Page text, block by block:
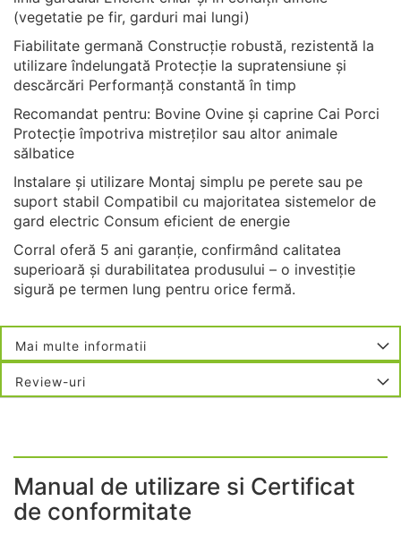
(vegetatie pe fir, garduri mai lungi)
Fiabilitate germană Construcție robustă, rezistentă la
utilizare îndelungată Protecție la supratensiune și
descărcări Performanță constantă în timp
Recomandat pentru: Bovine Ovine și caprine Cai Porci
Protecție împotriva mistreților sau altor animale
sălbatice
Instalare și utilizare Montaj simplu pe perete sau pe
suport stabil Compatibil cu majoritatea sistemelor de
gard electric Consum eficient de energie
Corral oferă 5 ani garanție, confirmând calitatea
superioară și durabilitatea produsului – o investiție
sigură pe termen lung pentru orice fermă.
Mai multe informatii
Review-uri
Manual de utilizare si Certificat
de conformitate